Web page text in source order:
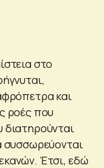
στο
και
ροές που
συσσωρεύονται
Έτσι, εδώ